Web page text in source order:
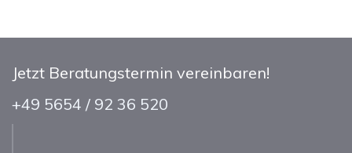
Jetzt Beratungstermin vereinbaren!
+49 5654 / 92 36 520